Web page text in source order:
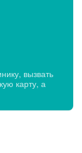
вызвать
карту, а